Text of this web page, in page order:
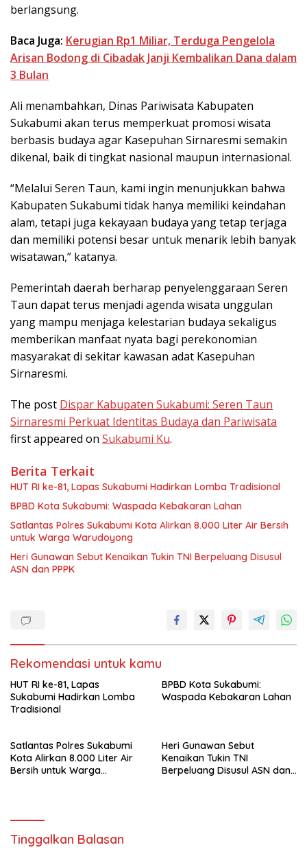
berlangsung.
Baca Juga: Kerugian Rp1 Miliar, Terduga Pengelola
Arisan Bodong di Cibadak Janji Kembalikan Dana dalam
3 Bulan
Ali menambahkan, Dinas Pariwisata Kabupaten
Sukabumi akan terus memperkuat promosi wisata
berbasis budaya agar Kasepuhan Sirnaresmi semakin
dikenal, baik di tingkat nasional maupun internasional.
“Melalui Seren Taun, kami ingin menunjukkan bahwa
Kabupaten Sukabumi tidak hanya memiliki keindahan
alam, tetapi juga kekayaan budaya yang tetap terjaga
dan memiliki potensi besar untuk menarik lebih banyak
wisatawan,” katanya.
Pemerintah daerah berharap penyelenggaraan Seren
Taun dapat terus menjadi agenda wisata unggulan
yang mampu menjaga kelestarian budaya sekaligus
memberikan manfaat nyata bagi perekonomian
masyarakat di sekitar kawasan adat Kasepuhan
Sirnaresmi.
The post Dispar Kabupaten Sukabumi: Seren Taun
Sirnaresmi Perkuat Identitas Budaya dan Pariwisata
first appeared on Sukabumi Ku.
Berita Terkait
HUT RI ke-81, Lapas Sukabumi Hadirkan Lomba Tradisional
BPBD Kota Sukabumi: Waspada Kebakaran Lahan
Satlantas Polres Sukabumi Kota Alirkan 8.000 Liter Air Bersih
untuk Warga Warudoyong
Heri Gunawan Sebut Kenaikan Tukin TNI Berpeluang Disusul
ASN dan PPPK
Rekomendasi untuk kamu
HUT RI ke-81, Lapas
Sukabumi Hadirkan Lomba
Tradisional
BPBD Kota Sukabumi:
Waspada Kebakaran Lahan
Satlantas Polres Sukabumi
Kota Alirkan 8.000 Liter Air
Bersih untuk Warga
Heri Gunawan Sebut
Kenaikan Tukin TNI
Berpeluang Disusul ASN dan
Tinggalkan Balasan